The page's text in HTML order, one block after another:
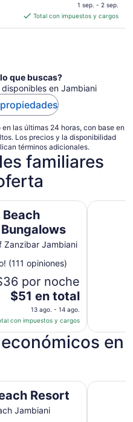
es
de
por
noche
1 sep. - 2 sep.
Total con impuestos y cargos
que buscas?
en Jambiani
las últimas 24 horas, con base en
Los precios y la disponibilidad
términos adicionales.
familiares
Zanzibar Jambiani
(111 opiniones)
por noche
El
precio
es
de
$51
por
noche
del
13
$51 en total
13 ago. - 14 ago.
con impuestos y cargos
Sea
en
Resort
Jambiani
Mbuyuni